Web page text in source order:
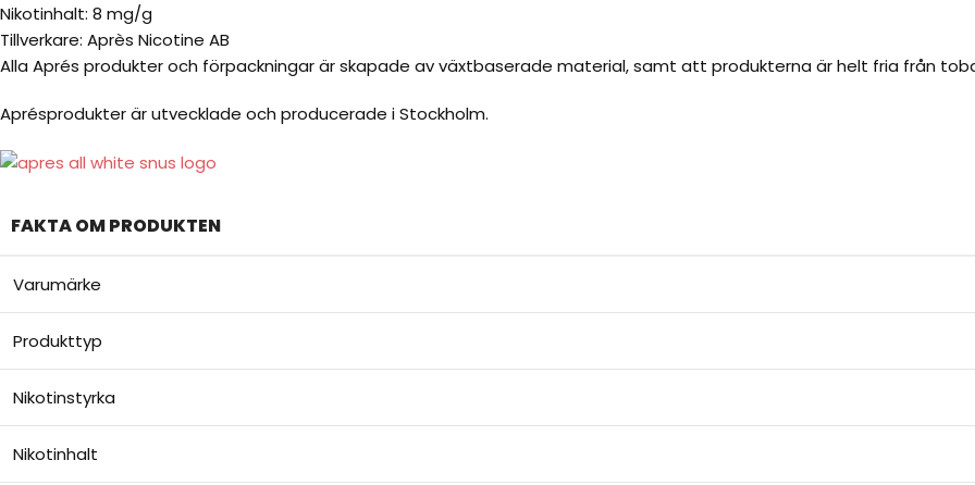
Nikotinhalt: 8 mg/g
Tillverkare: Après Nicotine AB
Alla Aprés produkter och förpackningar är skapade av växtbaserade material, samt att produkterna är helt fria från
Aprésprodukter är utvecklade och producerade i Stockholm.
FAKTA OM PRODUKTEN
Varumärke
Produkttyp
Nikotinstyrka
Nikotinhalt